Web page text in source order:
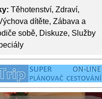
Těhotenství, Zdraví,
dítěte, Zábava a
sobě, Diskuze, Služby